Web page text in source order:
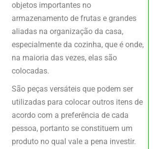
objetos importantes no
armazenamento de frutas e grandes
aliadas na organização da casa,
especialmente da cozinha, que é onde,
na maioria das vezes, elas são
colocadas.
São peças versáteis que podem ser
utilizadas para colocar outros itens de
acordo com a preferência de cada
pessoa, portanto se constituem um
produto no qual vale a pena investir.